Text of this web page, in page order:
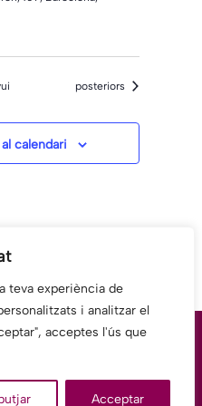
teva experiència de
i analitzar el
acceptes l'ús que
Acceptar
Esdeveniments
posteriors
calendari